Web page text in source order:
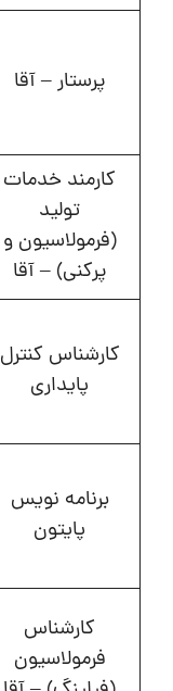
پرستار – آقا
کارمند خدمات
تولید
(فرمولاسیون و
پرکنی) – آقا
کارشناس کنترل
پایداری
برنامه نویس
پایتون
کارشناس
فرمولاسیون